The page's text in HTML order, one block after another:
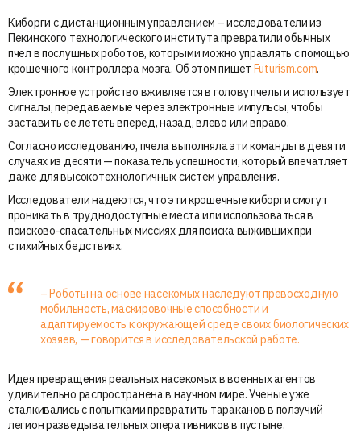
Киборги с дистанционным управлением – исследователи из
Пекинского технологического института превратили обычных
пчел в послушных роботов, которыми можно управлять с помощью
крошечного контроллера мозга. Об этом пишет Futurism.com.
Электронное устройство вживляется в голову пчелы и использует
сигналы, передаваемые через электронные импульсы, чтобы
заставить ее лететь вперед, назад, влево или вправо.
Согласно исследованию, пчела выполняла эти команды в девяти
случаях из десяти — показатель успешности, который впечатляет
даже для высокотехнологичных систем управления.
Исследователи надеются, что эти крошечные киборги смогут
проникать в труднодоступные места или использоваться в
поисково-спасательных миссиях для поиска выживших при
стихийных бедствиях.
– Роботы на основе насекомых наследуют превосходную
мобильность, маскировочные способности и
адаптируемость к окружающей среде своих биологических
хозяев, — говорится в исследовательской работе.
Идея превращения реальных насекомых в военных агентов
удивительно распространена в научном мире. Ученые уже
сталкивались с попытками превратить тараканов в ползучий
легион разведывательных оперативников в пустыне.